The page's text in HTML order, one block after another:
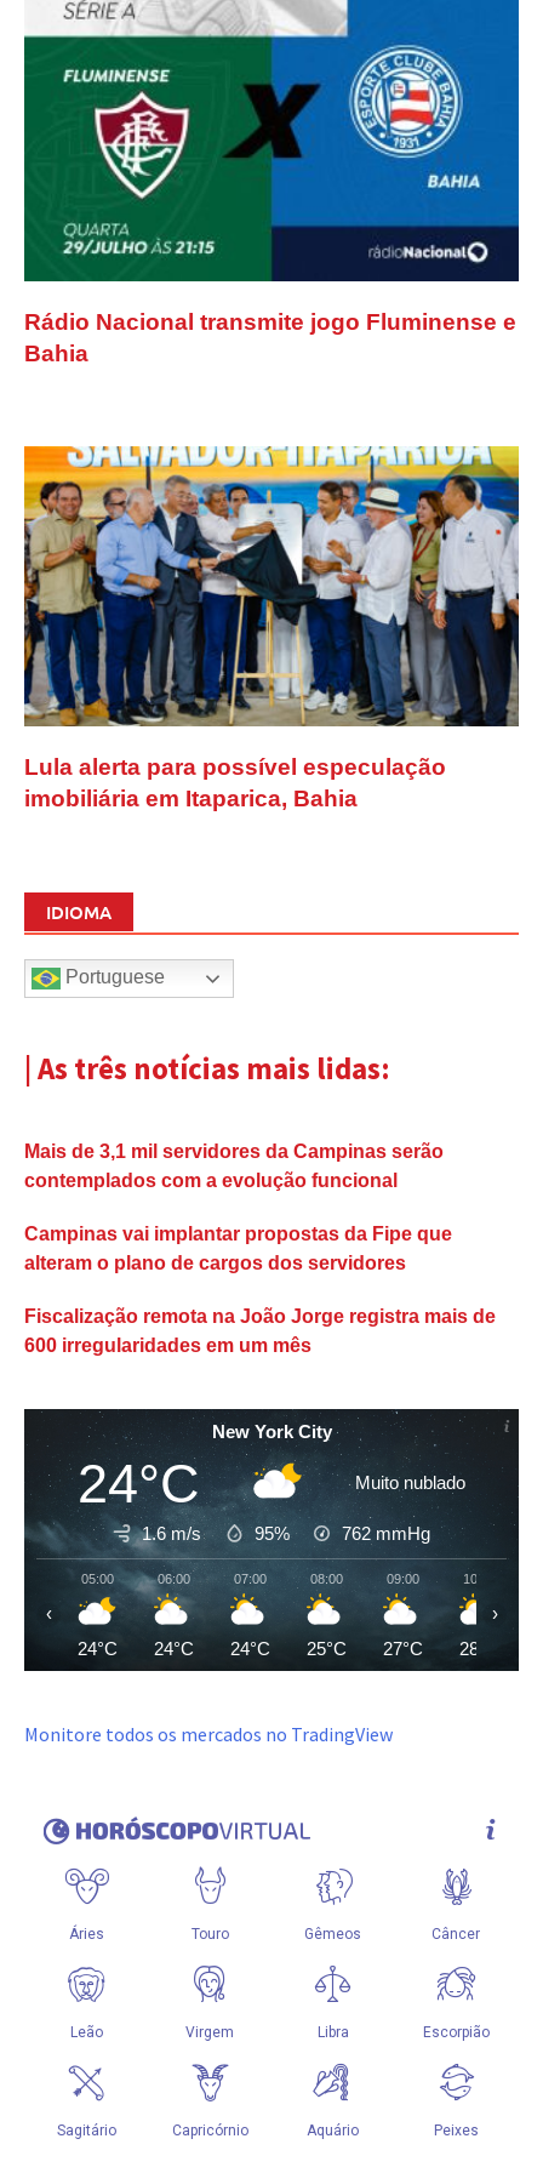
Rádio Nacional transmite jogo Fluminense e
Bahia
Lula alerta para possível especulação
imobiliária em Itaparica, Bahia
IDIOMA
Portuguese
| As três notícias mais lidas:
Mais de 3,1 mil servidores da Campinas serão
contemplados com a evolução funcional
Campinas vai implantar propostas da Fipe que
alteram o plano de cargos dos servidores
Fiscalização remota na João Jorge registra mais de
600 irregularidades em um mês
New York City
24°C Muito nublado
1.6 m/s 95% 762 mmHg
05:00
24°C
06:00
24°C
07:00
24°C
08:00
25°C
09:00
27°C
10:00
28°C
‹ ›
Monitore todos os mercados no TradingView